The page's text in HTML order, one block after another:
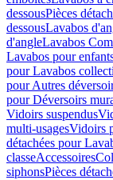
dessousPièces
dessousLavabos
d'angleLavabos
Lavabos pour
pour Lavabos
pour Autres
pour Déversoirs
Vidoirs suspendus
multi-usagesVidoirs
détachées pour
classeAccessoires
siphonsPièces